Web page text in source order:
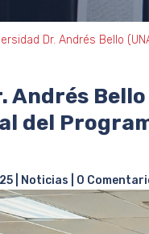
Dr. Andrés Bello
Andrés
del
Noticias 0